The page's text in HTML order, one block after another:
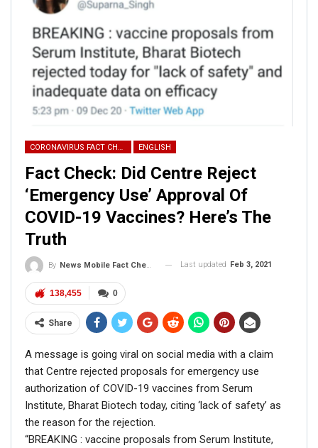
FAKE NEWS BUSTER
Name
Email
Phone
Picture/video
Picture/video url
Description
CORONAVIRUS FACT CHECK ENGLISH
Fact Check: Did Centre Reject
‘Emergency Use’ Approval Of
COVID-19 Vaccines? Here’s The
Truth
By News Mobile Fact Check Bureau Last updated Feb 3, 2021
0
138,455
Share
A message is going viral on social media with a claim
that Centre rejected proposals for emergency use
authorization of COVID-19 vaccines from Serum
Institute, Bharat Biotech today, citing ‘lack of safety’ as
the reason for the rejection.
“BREAKING : vaccine proposals from Serum Institute,